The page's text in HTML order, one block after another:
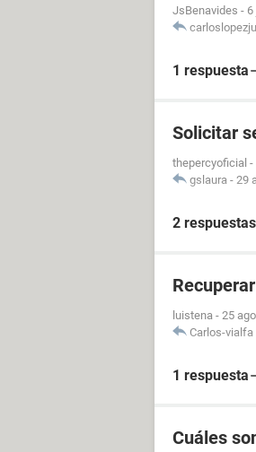
JsBenavides -
1 respuesta
Solicitar
thepercyoficial -
gslaura - 29
2 respuestas
luistena - 25
Carlos-vialfa
1 respuesta
Cuáles